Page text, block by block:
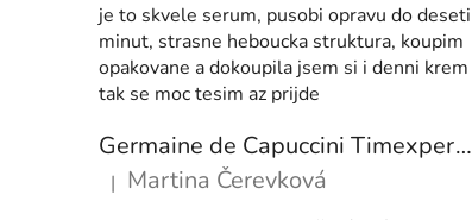
je to skvele serum, pusobi opravu do deseti
minut, strasne heboucka struktura, koupim
opakovane a dokoupila jsem si i denni krem
tak se moc tesim az prijde
Germaine de Capuccini Timexpert SRNS NIGHT Recovery Comfort Cream- regenerační noční krém 50 ml
Hodnocení produktu je 5 z 5 hvězdiček.
| Martina Čerevková